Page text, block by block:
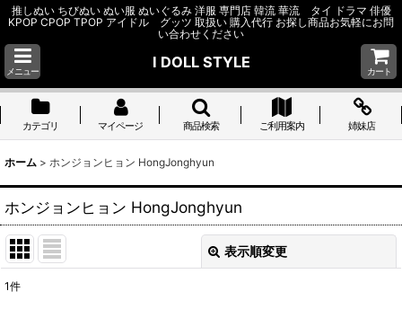
推しぬい ちびぬい ぬい服 ぬいぐるみ 洋服 専門店 韓流 華流 タイ ドラマ 俳優
KPOP CPOP TPOP アイドル グッツ 取扱い 購入代行 お探し商品お気軽にお問
い合わせください
メニュー
I DOLL STYLE
カート
カテゴリ マイページ 商品検索 ご利用案内 姉妹店
ホーム > ホンジョンヒョン HongJonghyun
ホンジョンヒョン HongJonghyun
表示順変更
1件